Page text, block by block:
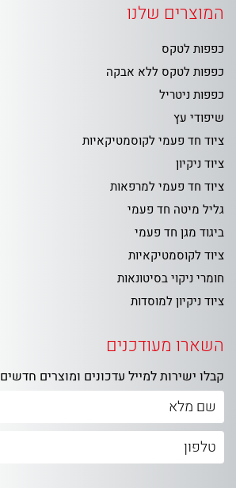
המוצרים שלנו
כפפות לטקס
כפפות לטקס ללא אבקה
כפפות ניטריל
שיפודי עץ
ציוד חד פעמי לקוסמטיקאיות
ציוד ניקיון
ציוד חד פעמי למרפאות
גליל מיטה חד פעמי
ביגוד מגן חד פעמי
ציוד לקוסמטיקאיות
חומרי ניקוי בסיטונאות
ציוד ניקיון למוסדות
השארו מעודכנים
קבלו ישירות למייל עדכונים ומוצרים חדשים